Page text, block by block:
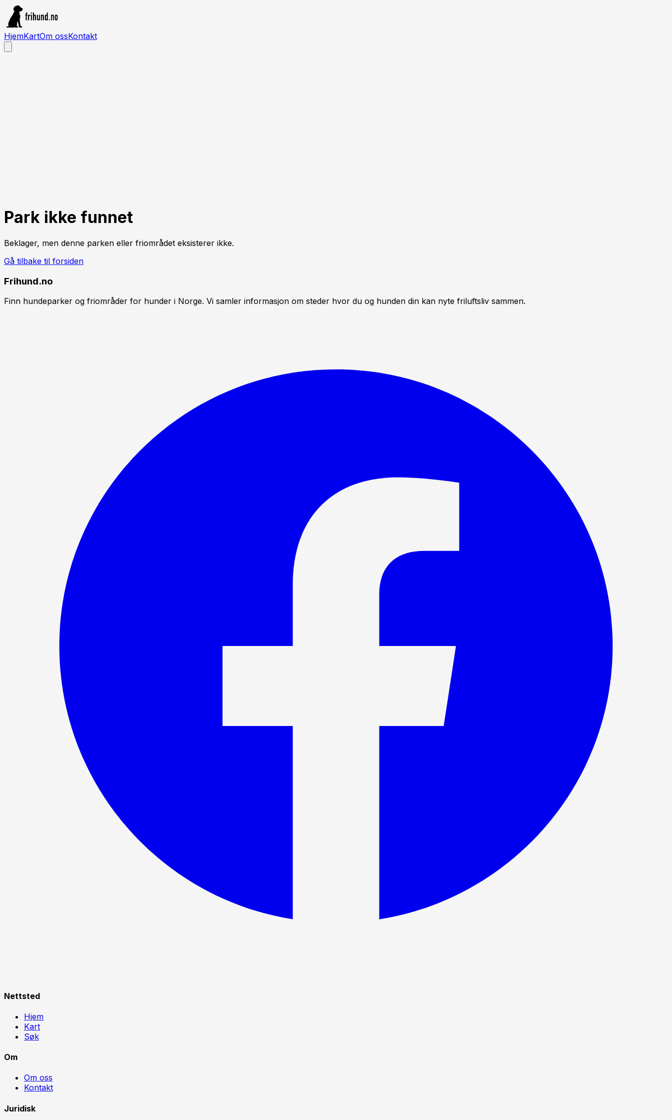
HjemKartOm ossKontakt
Park ikke funnet
Beklager, men denne parken eller friområdet eksisterer ikke.
Gå tilbake til forsiden
Frihund.no
Finn hundeparker og friområder for hunder i Norge. Vi samler informasjon om steder hvor du og hunden din kan nyte friluftsliv sammen.
Nettsted
Hjem
Kart
Søk
Om
Om oss
Kontakt
Juridisk